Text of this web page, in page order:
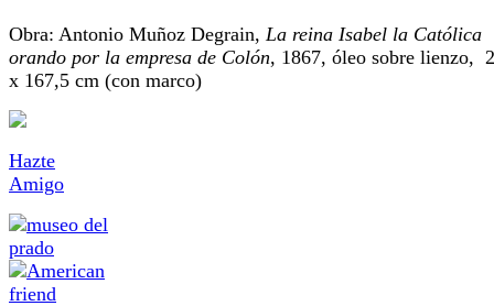
Obra: Antonio Muñoz Degrain, La reina Isabel la Católica
orando por la empresa de Colón, 1867, óleo sobre lienzo,
x 167,5 cm (con marco)
Hazte
Amigo